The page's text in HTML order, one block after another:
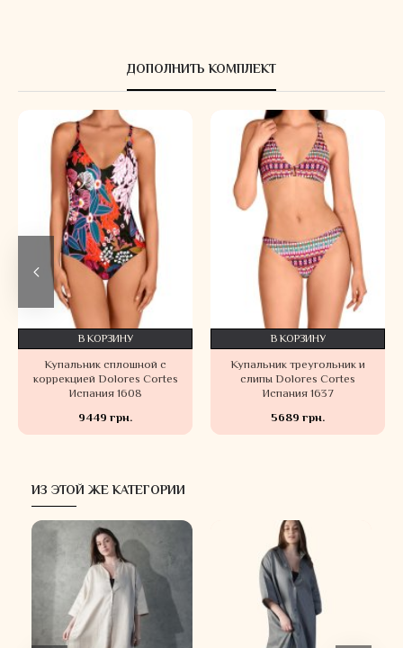
ДОПОЛНИТЬ КОМПЛЕКТ
Купальник сплошной с
коррекцией Dolores Cortes
Испания 1608
9449 грн.
В КОРЗИНУ
Купальник треугольник и
слипы Dolores Cortes
Испания 1637
5689 грн.
В КОРЗИНУ
ИЗ ЭТОЙ ЖЕ КАТЕГОРИИ